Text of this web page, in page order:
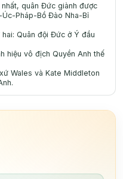
quân Đức giành được
Pháp-Bồ Đào Nha-Bỉ
Quân đội Đức ở Ý đầu
hiệu vô địch Quyền Anh thế
Wales và Kate Middleton